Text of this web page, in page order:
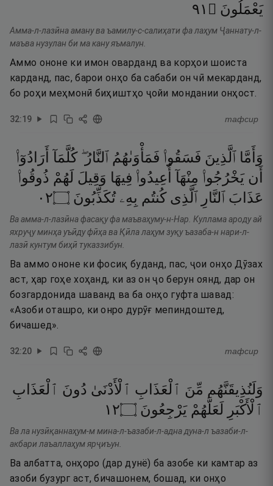
يَعْمَلُونَ ۝ ١٩
Амма-л-лазӣна аману ва ъамилу-с-салиҳати фа лаҳум Ҷаннату-л-
маъва нузулан би ма кану яъмалун.
Аммо ононе ки имон оварданд ва корҳои шоиста
карданд, пас, барои онҳо ба сабаби он чӣ мекарданд,
бо роҳи меҳмонӣ биҳиштҳо ҷойи мондании онҳост.
32:19 тафсир
وَأَمَّا ٱلَّذِينَ فَسَقُوا۟ فَمَأْوَىٰهُمُ ٱلنَّارُ ۖ كُلَّمَآ أَرَادُوٓا۟
أَن يَخْرُجُوا۟ مِنْهَآ أُعِيدُوا۟ فِيهَا وَقِيلَ لَهُمْ ذُوقُوا۟
عَذَابَ ٱلنَّارِ ٱلَّذِى كُنتُم بِهِۦ تُكَذِّبُونَ ۝٢٠
Ва амма-л-лазӣна фасақу фа маъваҳуму-н-Нар. Куллама ароду ай
яхруҷу минҳа уъӣду фӣҳа ва Қӣла лаҳум зуқу ъазаба-н нари-л-
лазӣ кунтум биҳӣ туказзибун.
Ва аммо ононе ки фосиқ буданд, пас, ҷои онҳо Дӯзах
аст, ҳар гоҳе хоҳанд, ки аз он ҷо берун оянд, дар он
бозгардонида шаванд ва ба онҳо гуфта шавад:
«Азоби оташро, ки онро дурӯғ мепиндоштед,
бичашед».
32:20 тафсир
وَلَنُذِيقَنَّهُم مِّنَ ٱلْعَذَابِ ٱلْأَدْنَىٰ دُونَ ٱلْعَذَابِ
ٱلْأَكْبَرِ لَعَلَّهُمْ يَرْجِعُونَ ۝٢١
Ва ла нузӣқаннаҳум-м мина-л-ъазаби-л-адна дуна-л ъазаби-л-
акбари лаъаллаҳум ярҷиъун.
Ва албатта, онҳоро (дар дунё) ба азобе ки камтар аз
азоби бузург аст, бичашонем, бошад, ки онҳо